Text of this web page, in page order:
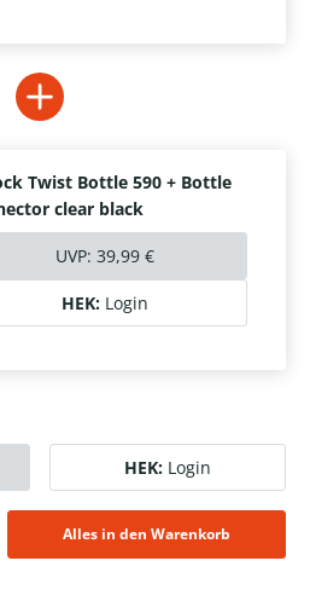
Twist Bottle 590 + Bottle
clear black
UVP: 39,99 €
HEK: Login
HEK: Login
Alles in den Warenkorb